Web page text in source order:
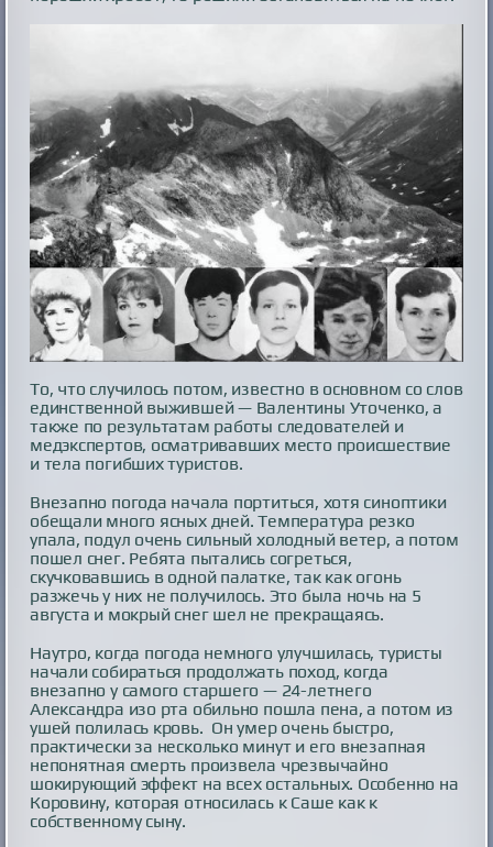
То, что случилось потом, известно в основном со слов
единственной выжившей — Валентины Уточенко, а
также по результатам работы следователей и
медэкспертов, осматривавших место происшествие
и тела погибших туристов.
Внезапно погода начала портиться, хотя синоптики
обещали много ясных дней. Температура резко
упала, подул очень сильный холодный ветер, а потом
пошел снег. Ребята пытались согреться,
скучковавшись в одной палатке, так как огонь
разжечь у них не получилось. Это была ночь на 5
августа и мокрый снег шел не прекращаясь.
Наутро, когда погода немного улучшилась, туристы
начали собираться продолжать поход, когда
внезапно у самого старшего — 24-летнего
Александра изо рта обильно пошла пена, а потом из
ушей полилась кровь. Он умер очень быстро,
практически за несколько минут и его внезапная
непонятная смерть произвела чрезвычайно
шокирующий эффект на всех остальных. Особенно на
Коровину, которая относилась к Саше как к
собственному сыну.